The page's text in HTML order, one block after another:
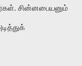
சின்னபையனும்